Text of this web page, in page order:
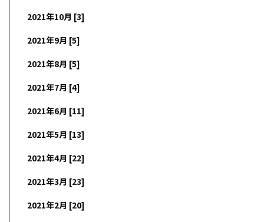
2021年10月 [3]
2021年9月 [5]
2021年8月 [5]
2021年7月 [4]
2021年6月 [11]
2021年5月 [13]
2021年4月 [22]
2021年3月 [23]
2021年2月 [20]